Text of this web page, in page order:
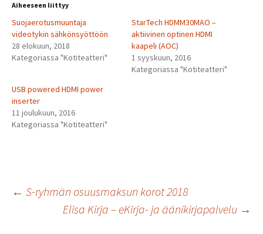
Aiheeseen liittyy
Suojaerotusmuuntaja
videotykin sähkönsyöttöön
28 elokuun, 2018
Kategoriassa "Kotiteatteri"
StarTech HDMM30MAO –
aktiivinen optinen HDMI
kaapeli (AOC)
1 syyskuun, 2016
Kategoriassa "Kotiteatteri"
USB powered HDMI power
inserter
11 joulukuun, 2016
Kategoriassa "Kotiteatteri"
Artikkelien
← S-ryhmän osuusmaksun korot 2018
Elisa Kirja – eKirja- ja äänikirjapalvelu →